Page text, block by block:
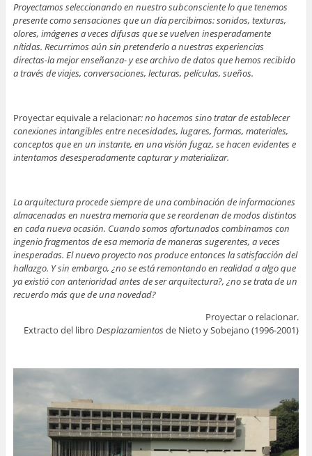
Proyectamos seleccionando en nuestro subconsciente lo que tenemos
presente como sensaciones que un día percibimos: sonidos, texturas,
olores, imágenes a veces difusas que se vuelven inesperadamente
nítidas. Recurrimos aún sin pretenderlo a nuestras experiencias
directas-la mejor enseñanza- y ese archivo de datos que hemos recibido
a través de viajes, conversaciones, lecturas, películas, sueños.
Proyectar equivale a relacionar: no hacemos sino tratar de establecer
conexiones intangibles entre necesidades, lugares, formas, materiales,
conceptos que en un instante, en una visión fugaz, se hacen evidentes e
intentamos desesperadamente capturar y materializar.
La arquitectura procede siempre de una combinación de informaciones
almacenadas en nuestra memoria que se reordenan de modos distintos
en cada nueva ocasión. Cuando somos afortunados combinamos con
ingenio fragmentos de esa memoria de maneras sugerentes, a veces
inesperadas. El nuevo proyecto nos produce entonces la satisfacción del
hallazgo. Y sin embargo, ¿no se está remontando en realidad a algo que
ya existió con anterioridad antes de ser arquitectura?, ¿no se trata de un
recuerdo más que de una novedad?
Proyectar o relacionar.
Extracto del libroDesplazamientosde Nieto y Sobejano (1996-2001)